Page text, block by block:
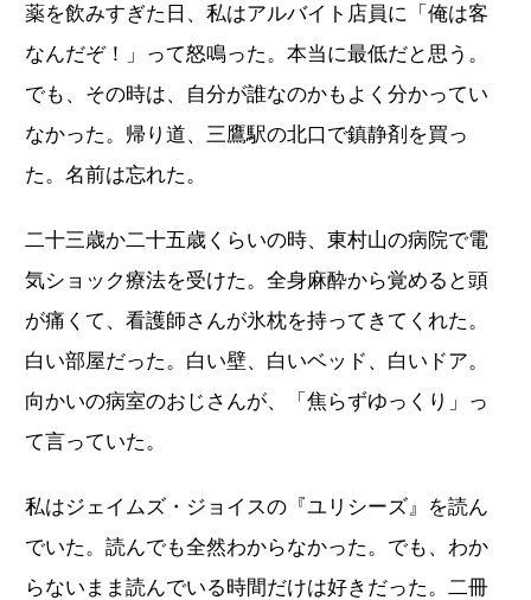
薬を飲みすぎた日、私はアルバイト店員に「俺は客
なんだぞ！」って怒鳴った。本当に最低だと思う。
でも、その時は、自分が誰なのかもよく分かってい
なかった。帰り道、三鷹駅の北口で鎮静剤を買っ
た。名前は忘れた。
二十三歳か二十五歳くらいの時、東村山の病院で電
気ショック療法を受けた。全身麻酔から覚めると頭
が痛くて、看護師さんが氷枕を持ってきてくれた。
白い部屋だった。白い壁、白いベッド、白いドア。
向かいの病室のおじさんが、「焦らずゆっくり」っ
て言っていた。
私はジェイムズ・ジョイスの『ユリシーズ』を読ん
でいた。読んでも全然わからなかった。でも、わか
らないまま読んでいる時間だけは好きだった。二冊